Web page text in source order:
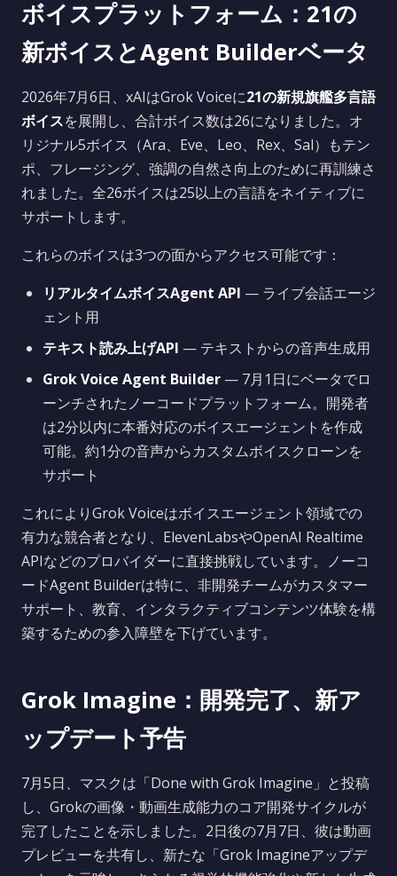
ボイスプラットフォーム：21の
新ボイスとAgent Builderベータ
2026年7月6日、xAIはGrok Voiceに21の新規旗艦多言語
ボイスを展開し、合計ボイス数は26になりました。オ
リジナル5ボイス（Ara、Eve、Leo、Rex、Sal）もテン
ポ、フレージング、強調の自然さ向上のために再訓練さ
れました。全26ボイスは25以上の言語をネイティブに
サポートします。
これらのボイスは3つの面からアクセス可能です：
リアルタイムボイスAgent API — ライブ会話エージ
ェント用
テキスト読み上げAPI — テキストからの音声生成用
Grok Voice Agent Builder — 7月1日にベータでロ
ーンチされたノーコードプラットフォーム。開発者
は2分以内に本番対応のボイスエージェントを作成
可能。約1分の音声からカスタムボイスクローンを
サポート
これによりGrok Voiceはボイスエージェント領域での
有力な競合者となり、ElevenLabsやOpenAI Realtime
APIなどのプロバイダーに直接挑戦しています。ノーコ
ードAgent Builderは特に、非開発チームがカスタマー
サポート、教育、インタラクティブコンテンツ体験を構
築するための参入障壁を下げています。
Grok Imagine：開発完了、新ア
ップデート予告
7月5日、マスクは「Done with Grok Imagine」と投稿
し、Grokの画像・動画生成能力のコア開発サイクルが
完了したことを示しました。2日後の7月7日、彼は動画
プレビューを共有し、新たな「Grok Imagineアップデ